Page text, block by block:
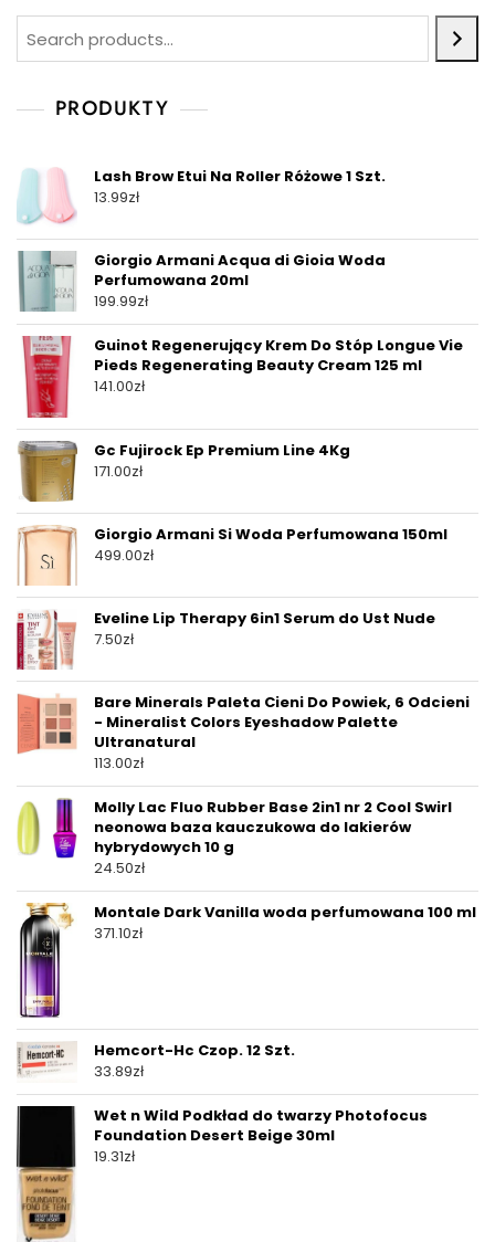
PRODUKTY
Lash Brow Etui Na Roller Różowe 1 Szt.
13.99zł
Giorgio Armani Acqua di Gioia Woda
Perfumowana 20ml
199.99zł
Guinot Regenerujący Krem Do Stóp Longue Vie
Pieds Regenerating Beauty Cream 125 ml
141.00zł
Gc Fujirock Ep Premium Line 4Kg
171.00zł
Giorgio Armani Si Woda Perfumowana 150ml
499.00zł
Eveline Lip Therapy 6in1 Serum do Ust Nude
7.50zł
Bare Minerals Paleta Cieni Do Powiek, 6 Odcieni
- Mineralist Colors Eyeshadow Palette
Ultranatural
113.00zł
Molly Lac Fluo Rubber Base 2in1 nr 2 Cool Swirl
neonowa baza kauczukowa do lakierów
hybrydowych 10 g
24.50zł
Montale Dark Vanilla woda perfumowana 100 ml
371.10zł
Hemcort-Hc Czop. 12 Szt.
33.89zł
Wet n Wild Podkład do twarzy Photofocus
Foundation Desert Beige 30ml
19.31zł